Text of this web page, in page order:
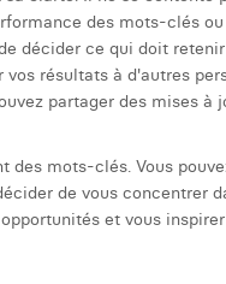
des mots-clés
décider ce qui doit
résultats à d'autres
partager des mises à
des mots-clés. Vous
de vous concentrer
et vous